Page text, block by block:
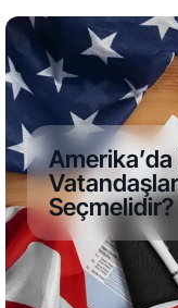
Seçmelidir?